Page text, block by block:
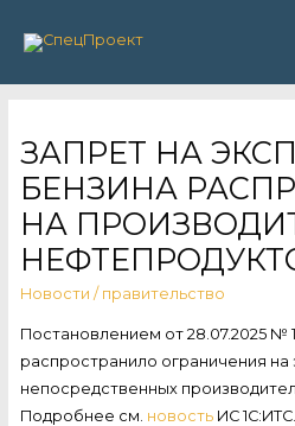
ЗАПРЕТ НА
БЕНЗИНА
НА
Новости / правительство
Постановлением от 28.07.2025 №
распространило ограничения на
непосредственных
Подробнее см. новостьИС 1С:ИТС.